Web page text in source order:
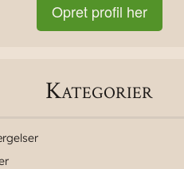
Opret profil her
Kategorier